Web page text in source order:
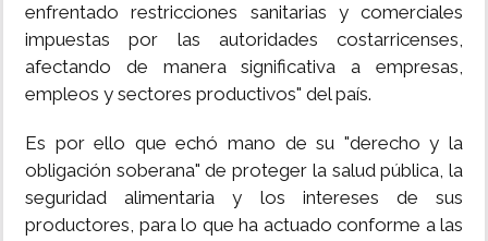
enfrentado restricciones sanitarias y comerciales
impuestas por las autoridades costarricenses,
afectando de manera significativa a empresas,
empleos y sectores productivos" del país.
Es por ello que echó mano de su "derecho y la
obligación soberana" de proteger la salud pública, la
seguridad alimentaria y los intereses de sus
productores, para lo que ha actuado conforme a las